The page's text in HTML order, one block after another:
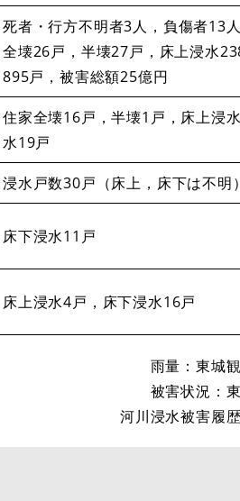
死者・行方不明者3人，負傷者13
全壊26戸，半壊27戸，床上浸水
895戸，被害総額25億円
住家全壊16戸，半壊1戸，床上浸
水19戸
浸水戸数30戸（床上，床下は不明）
床下浸水11戸
床上浸水4戸，床下浸水16戸
雨量：東城
被害状況：
河川浸水被害履